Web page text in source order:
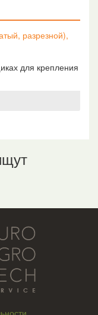
разрезной),
для крепления